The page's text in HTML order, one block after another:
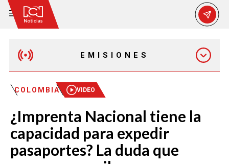
EMISIONES
MAÑANA EXPRESS
EMISIÓN 12:30 PM
EMISIÓN 7:00 PM
COLOMBIA VIDEO
¿Imprenta Nacional tiene la
capacidad para expedir
pasaportes? La duda que